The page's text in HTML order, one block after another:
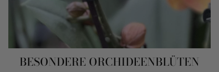
BESONDERE ORCHIDEENBLÜTEN